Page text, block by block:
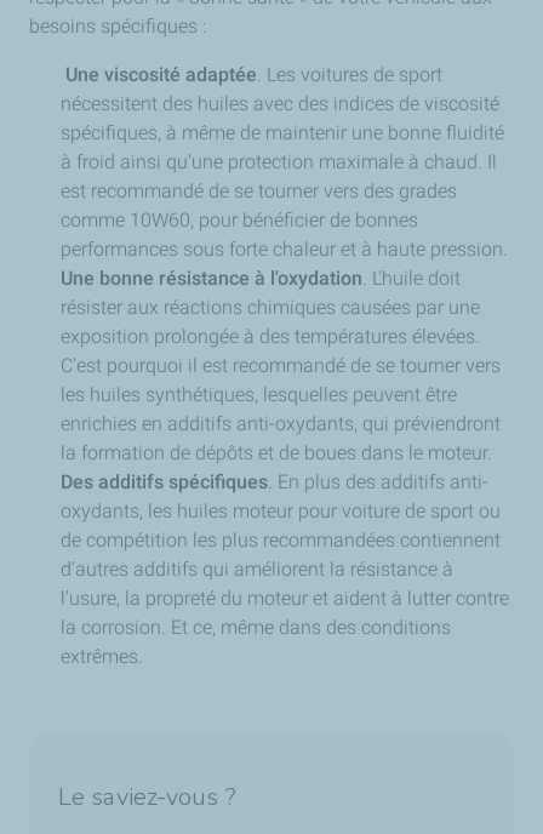
besoins spécifiques :
Une viscosité adaptée. Les voitures de sport
nécessitent des huiles avec des indices de viscosité
spécifiques, à même de maintenir une bonne fluidité
à froid ainsi qu’une protection maximale à chaud. Il
est recommandé de se tourner vers des grades
comme 10W60, pour bénéficier de bonnes
performances sous forte chaleur et à haute pression.
Une bonne résistance à l'oxydation. L'huile doit
résister aux réactions chimiques causées par une
exposition prolongée à des températures élevées.
C’est pourquoi il est recommandé de se tourner vers
les huiles synthétiques, lesquelles peuvent être
enrichies en additifs anti-oxydants, qui préviendront
la formation de dépôts et de boues dans le moteur.
Des additifs spécifiques. En plus des additifs anti-
oxydants, les huiles moteur pour voiture de sport ou
de compétition les plus recommandées contiennent
d’autres additifs qui améliorent la résistance à
l'usure, la propreté du moteur et aident à lutter contre
la corrosion. Et ce, même dans des conditions
extrêmes.
Le saviez-vous ?